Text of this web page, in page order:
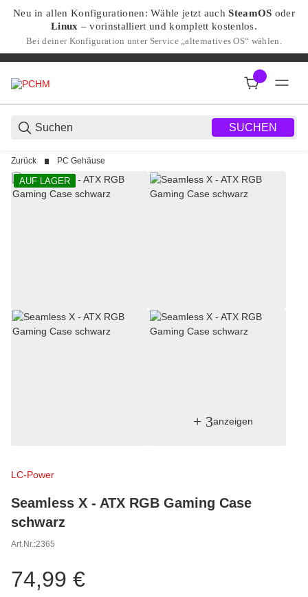
Neu in allen Konfigurationen: Wähle jetzt auchSteamOS oder
Linux – vorinstalliert und komplett kostenlos.
Bei deiner Konfiguration unter Service „alternatives OS“ wählen.
SUCHEN
Zurück PC Gehäuse
+ 3anzeigen
AUF LAGER
LC-Power
Seamless X - ATX RGB Gaming Case
schwarz
Art.Nr.:2365
74,99 €